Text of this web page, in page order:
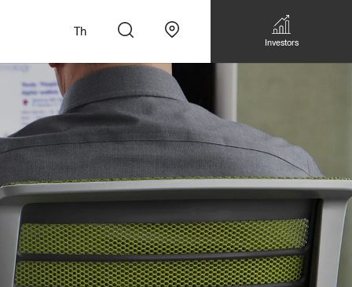
Walk-in closet &
Storage
งทำโซฟาแบบ
เหมาะกับทุกไลฟ์
Custom Dining Table
Th
Investors